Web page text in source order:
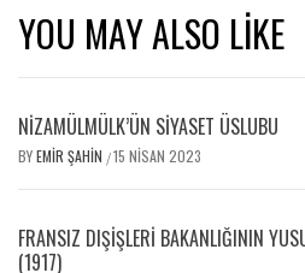
YOU MAY ALSO LIKE
NİZAMÜLMÜLK’ÜN SİYASET ÜSLUBU
BYEMIR ŞAHIN /15 NISAN 2023
FRANSIZ DIŞIŞLERI BAKANLIĞININ
(1917)